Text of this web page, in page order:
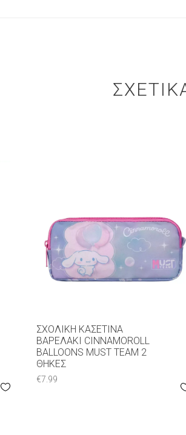
ΣΧΟΛΙΚΉ ΚΑΣΕΤΊΝΑ
ΒΑΡΕΛΆΚΙ CINNAMOROLL
BALLOONS MUST TEAM 2
ΘΉΚΕΣ
€7.99